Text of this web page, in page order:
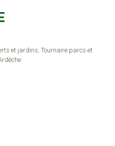
et jardins, Tournaire parcs et